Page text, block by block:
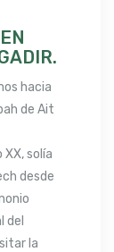
hacia
de Ait
solía
desde
del
la